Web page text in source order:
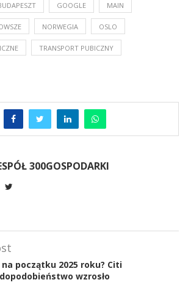
GOOGLE MAIN
NORWEGIA OSLO
TRANSPORT PUBICZNY
300GOSPODARKI
początku 2025 roku? Citi
wzrosło